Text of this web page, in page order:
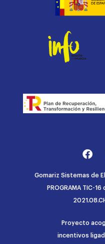
Gomariz Sistemas de
PROGRAMA TIC-
Proyecto
incentivos